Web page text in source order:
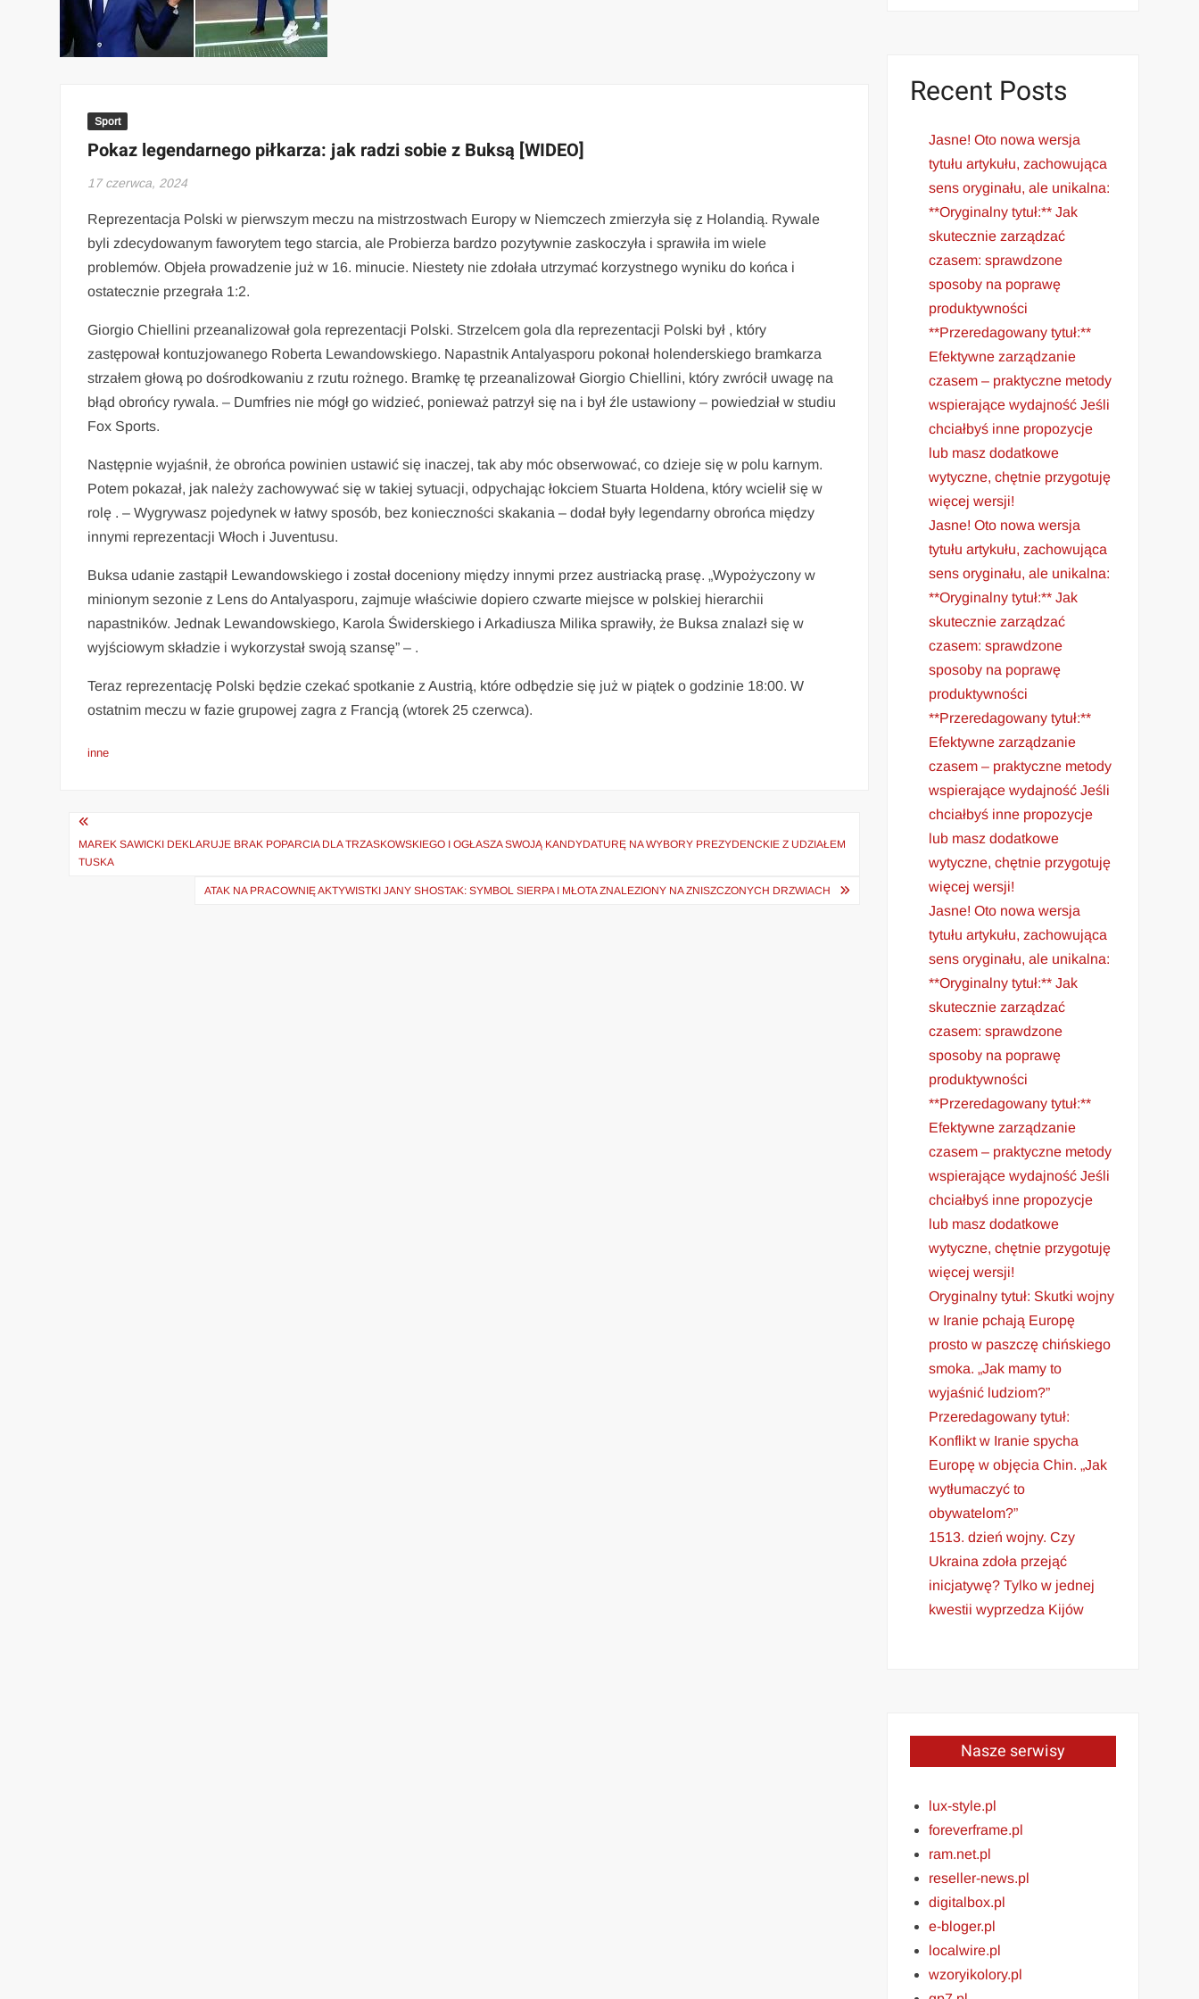
Sport
Pokaz legendarnego piłkarza: jak radzi sobie z Buksą [WIDEO]
17 czerwca, 2024
Reprezentacja Polski w pierwszym meczu na mistrzostwach Europy w Niemczech zmierzyła się z Holandią. Rywale
byli zdecydowanym faworytem tego starcia, ale Probierza bardzo pozytywnie zaskoczyła i sprawiła im wiele
problemów. Objeła prowadzenie już w 16. minucie. Niestety nie zdołała utrzymać korzystnego wyniku do końca i
ostatecznie przegrała 1:2.
Giorgio Chiellini przeanalizował gola reprezentacji Polski. Strzelcem gola dla reprezentacji Polski był , który
zastępował kontuzjowanego Roberta Lewandowskiego. Napastnik Antalyasporu pokonał holenderskiego bramkarza
strzałem głową po dośrodkowaniu z rzutu rożnego. Bramkę tę przeanalizował Giorgio Chiellini, który zwrócił uwagę na
błąd obrońcy rywala. – Dumfries nie mógł go widzieć, ponieważ patrzył się na i był źle ustawiony – powiedział w studiu
Fox Sports.
Następnie wyjaśnił, że obrońca powinien ustawić się inaczej, tak aby móc obserwować, co dzieje się w polu karnym.
Potem pokazał, jak należy zachowywać się w takiej sytuacji, odpychając łokciem Stuarta Holdena, który wcielił się w
rolę . – Wygrywasz pojedynek w łatwy sposób, bez konieczności skakania – dodał były legendarny obrońca między
innymi reprezentacji Włoch i Juventusu.
Buksa udanie zastąpił Lewandowskiego i został doceniony między innymi przez austriacką prasę. „Wypożyczony w
minionym sezonie z Lens do Antalyasporu, zajmuje właściwie dopiero czwarte miejsce w polskiej hierarchii
napastników. Jednak Lewandowskiego, Karola Świderskiego i Arkadiusza Milika sprawiły, że Buksa znalazł się w
wyjściowym składzie i wykorzystał swoją szansę” – .
Teraz reprezentację Polski będzie czekać spotkanie z Austrią, które odbędzie się już w piątek o godzinie 18:00. W
ostatnim meczu w fazie grupowej zagra z Francją (wtorek 25 czerwca).
inne
Nawigacja
wpisu
MAREK SAWICKI DEKLARUJE BRAK POPARCIA DLA TRZASKOWSKIEGO I OGŁASZA SWOJĄ KANDYDATURĘ NA WYBORY PREZYDENCKIE Z UDZIAŁEM
TUSKA
ATAK NA PRACOWNIĘ AKTYWISTKI JANY SHOSTAK: SYMBOL SIERPA I MŁOTA ZNALEZIONY NA ZNISZCZONYCH DRZWIACH
Recent Posts
Jasne! Oto nowa wersja
tytułu artykułu, zachowująca
sens oryginału, ale unikalna:
**Oryginalny tytuł:** Jak
skutecznie zarządzać
czasem: sprawdzone
sposoby na poprawę
produktywności
**Przeredagowany tytuł:**
Efektywne zarządzanie
czasem – praktyczne metody
wspierające wydajność Jeśli
chciałbyś inne propozycje
lub masz dodatkowe
wytyczne, chętnie przygotuję
więcej wersji!
Jasne! Oto nowa wersja
tytułu artykułu, zachowująca
sens oryginału, ale unikalna:
**Oryginalny tytuł:** Jak
skutecznie zarządzać
czasem: sprawdzone
sposoby na poprawę
produktywności
**Przeredagowany tytuł:**
Efektywne zarządzanie
czasem – praktyczne metody
wspierające wydajność Jeśli
chciałbyś inne propozycje
lub masz dodatkowe
wytyczne, chętnie przygotuję
więcej wersji!
Jasne! Oto nowa wersja
tytułu artykułu, zachowująca
sens oryginału, ale unikalna:
**Oryginalny tytuł:** Jak
skutecznie zarządzać
czasem: sprawdzone
sposoby na poprawę
produktywności
**Przeredagowany tytuł:**
Efektywne zarządzanie
czasem – praktyczne metody
wspierające wydajność Jeśli
chciałbyś inne propozycje
lub masz dodatkowe
wytyczne, chętnie przygotuję
więcej wersji!
Oryginalny tytuł: Skutki wojny
w Iranie pchają Europę
prosto w paszczę chińskiego
smoka. „Jak mamy to
wyjaśnić ludziom?”
Przeredagowany tytuł:
Konflikt w Iranie spycha
Europę w objęcia Chin. „Jak
wytłumaczyć to
obywatelom?”
1513. dzień wojny. Czy
Ukraina zdoła przejąć
inicjatywę? Tylko w jednej
kwestii wyprzedza Kijów
Nasze serwisy
lux-style.pl
foreverframe.pl
ram.net.pl
reseller-news.pl
digitalbox.pl
e-bloger.pl
localwire.pl
wzoryikolory.pl